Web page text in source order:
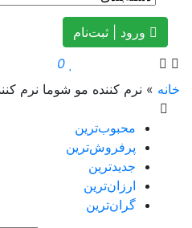
ورود | ثبت‌نام
خانه» نرم کننده مو شوما نرم کننده
محبوب‌ترین
پرفروش‌ترین
جدیدترین
ارزان‌ترین
گران‌ترین